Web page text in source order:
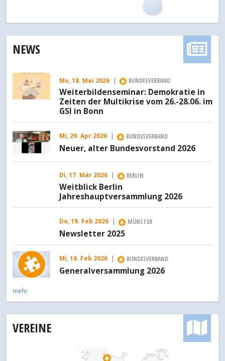
NEWS
Mo, 18. Mai 2026 | BUNDESVERBAND
Weiterbildenseminar: Demokratie in
Zeiten der Multikrise vom 26.-28.06. im
GSI in Bonn
Mi, 29. Apr 2026 | BUNDESVERBAND
Neuer, alter Bundesvorstand 2026
Di, 17. Mär 2026 | BERLIN
Weitblick Berlin
Jahreshauptversammlung 2026
Do, 19. Feb 2026 | MÜNSTER
Newsletter 2025
Mi, 18. Feb 2026 | BUNDESVERBAND
Generalversammlung 2026
mehr
VEREINE